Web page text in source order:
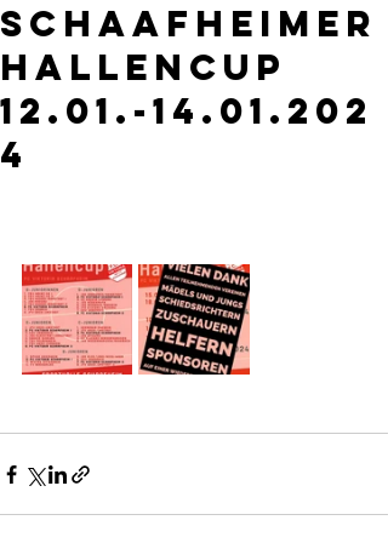
Schaafheimer
Hallencup
12.01.-14.01.202
4